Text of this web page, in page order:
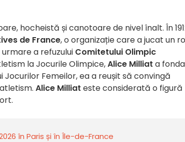
hocheistă și canotoare de nivel înalt. În
de France, o organizație care a jucat un
urmare a refuzului Comitetului Olimpic
la Jocurile Olimpice,Alice Milliat a
Jocurilor Femeilor, ea a reușit să convingă
Alice Milliat este considerată o figură
în Paris și în Île-de-France